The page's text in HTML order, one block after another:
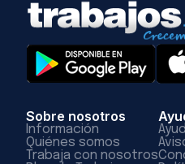
Sobre nosotros
Información
Quiénes somos
Trabaja con nosotros